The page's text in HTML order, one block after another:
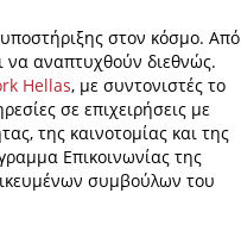
στον κόσμο. Από
να αναπτυχθούν διεθνώς.
Hellas, με συντονιστές το
σε επιχειρήσεις με
της καινοτομίας και της
Επικοινωνίας της
συμβούλων του